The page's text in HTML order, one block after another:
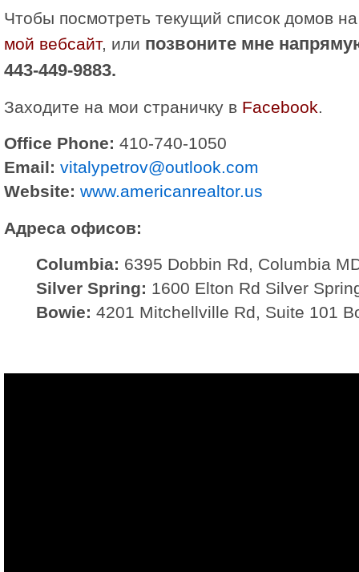
Чтобы посмотреть текущий список домов
мой вебсайт, или позвоните мне
443-449-9883.
Заходите на мои страничку в Facebook.
Office Phone: 410-740-1050
Email: vitalypetrov@outlook.com
Website: www.americanrealtor.us
Адреса офисов:
Columbia: 6395 Dobbin Rd, Columbia
Silver Spring: 1600 Elton Rd Silver
Bowie: 4201 Mitchellville Rd, Suite 101